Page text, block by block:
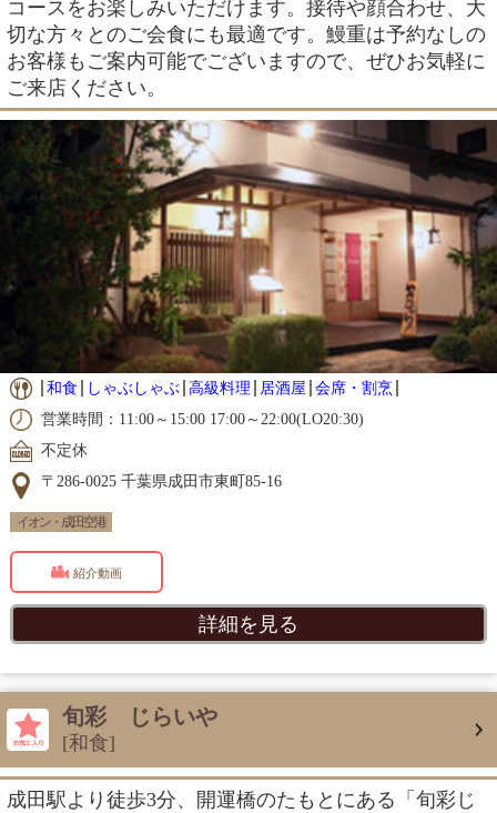
コースをお楽しみいただけます。接待や顔合わせ、大
切な方々とのご会食にも最適です。鰻重は予約なしの
お客様もご案内可能でございますので、ぜひお気軽に
ご来店ください。
和食 しゃぶしゃぶ 高級料理 居酒屋 会席・割烹
営業時間：11:00～15:00 17:00～22:00(LO20:30)
不定休
〒286-0025 千葉県成田市東町85-16
イオン・成田空港
紹介動画
詳細を見る
旬彩 じらいや
[和食]
成田駅より徒歩3分、開運橋のたもとにある「旬彩じ